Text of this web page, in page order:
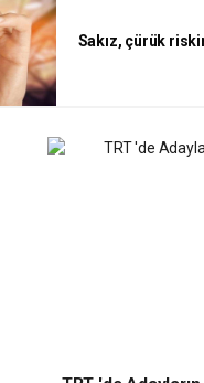
Sakız, çürük